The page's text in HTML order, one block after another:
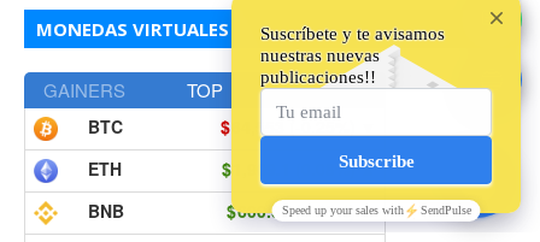
MONEDAS VIRTUALES
GAINERS TOP LOSERS
BTC 64,553 (-0.25%)
ETH (0.08%) ▲
BNB 600.39 (1.38%) ▲
💬
🔵